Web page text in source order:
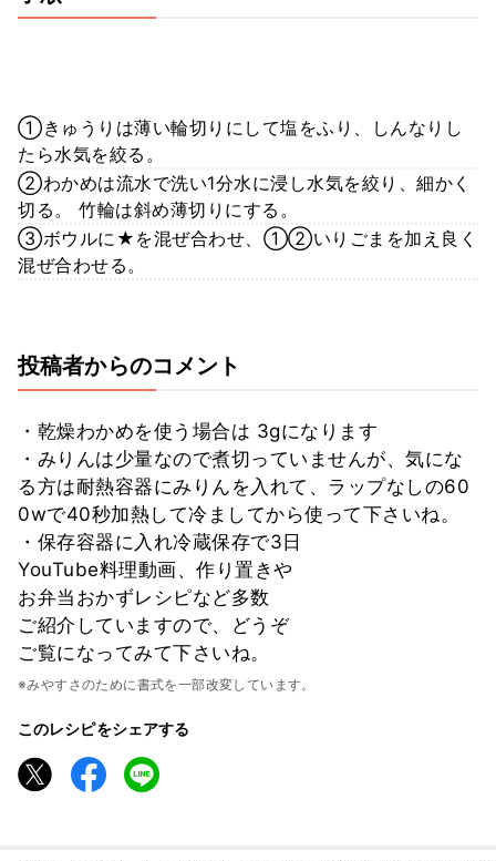
①きゅうりは薄い輪切りにして塩をふり、しんなりし
たら水気を絞る。
②わかめは流水で洗い1分水に浸し水気を絞り、細かく
切る。 竹輪は斜め薄切りにする。
③ボウルに★を混ぜ合わせ、①②いりごまを加え良く
混ぜ合わせる。
投稿者からのコメント
・乾燥わかめを使う場合は 3gになります
・みりんは少量なので煮切っていませんが、気にな
る方は耐熱容器にみりんを入れて、ラップなしの60
0wで40秒加熱して冷ましてから使って下さいね。
・保存容器に入れ冷蔵保存で3日
YouTube料理動画、作り置きや
お弁当おかずレシピなど多数
ご紹介していますので、どうぞ
ご覧になってみて下さいね。
※みやすさのために書式を一部改変しています。
このレシピをシェアする